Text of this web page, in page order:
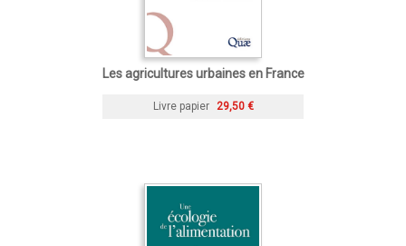
Les agricultures urbaines en France
Livre papier 29,50 €